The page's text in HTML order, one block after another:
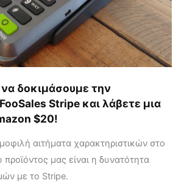
δοκιμάσουμε την
Stripe και λάβετε μια
$20!
αιτήματα χαρακτηριστικών στο
μας είναι η δυνατότητα
με το Stripe.